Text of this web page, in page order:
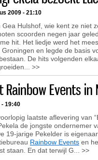
2009 - 21:10
Gea Hulshof, wie kent ze niet
scoorden negen jaar
hit. Het liedje werd het
Groningen en legde de basis
De hits volgenden
... >>
Events in
- 19:40
laatste aflevering van
de jongste ondernemer
19-jarige Pekelder is
Rainbow Events en
staan. En dat terwijl G... >>